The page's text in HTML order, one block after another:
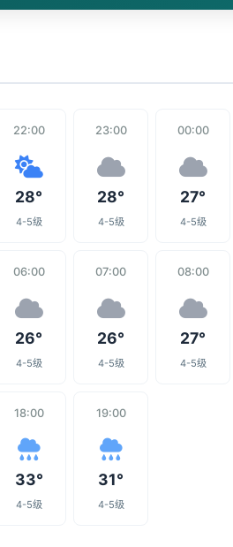
22:00
28°
4-5级
23:00
28°
4-5级
00:00
27°
4-5级
06:00
26°
4-5级
07:00
26°
4-5级
08:00
27°
4-5级
18:00
33°
4-5级
19:00
31°
4-5级